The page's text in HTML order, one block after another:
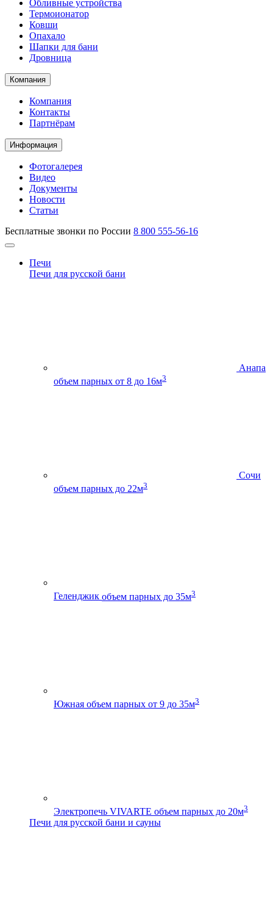
Обливные устройства
Термоионатор
Ковши
Опахало
Шапки для бани
Дровница
Компания
Компания
Контакты
Партнёрам
Информация
Фотогалерея
Видео
Документы
Новости
Статьи
Бесплатные звонки по России 8 800 555-56-16
Печи
Печи для русской бани
Анапа
объем парных от 8 до 16м3
Сочи
объем парных до 22м3
Геленджик объем парных до 35м3
Южная объем парных от 9 до 35м3
Электропечь VIVARTE объем парных до 20м3
Печи для русской бани и сауны